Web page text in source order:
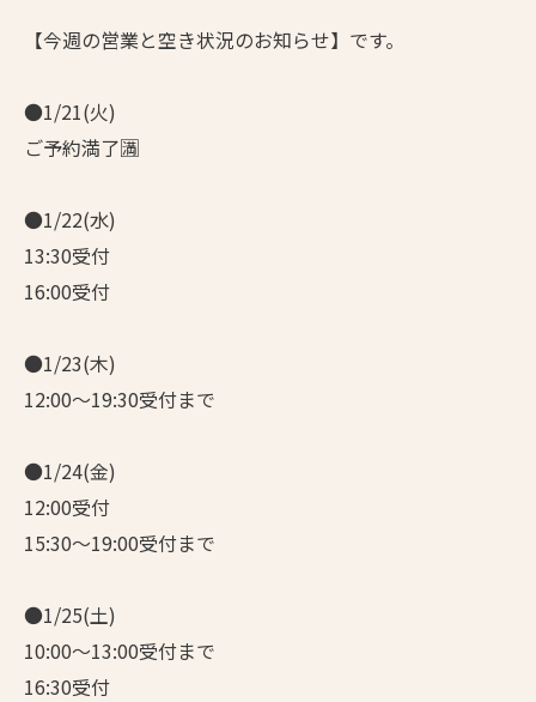
【今週の営業と空き状況のお知らせ】です。
●1/21(火)
ご予約満了🈵
●1/22(水)
13:30受付
16:00受付
●1/23(木)
12:00～19:30受付まで
●1/24(金)
12:00受付
15:30～19:00受付まで
●1/25(土)
10:00～13:00受付まで
16:30受付